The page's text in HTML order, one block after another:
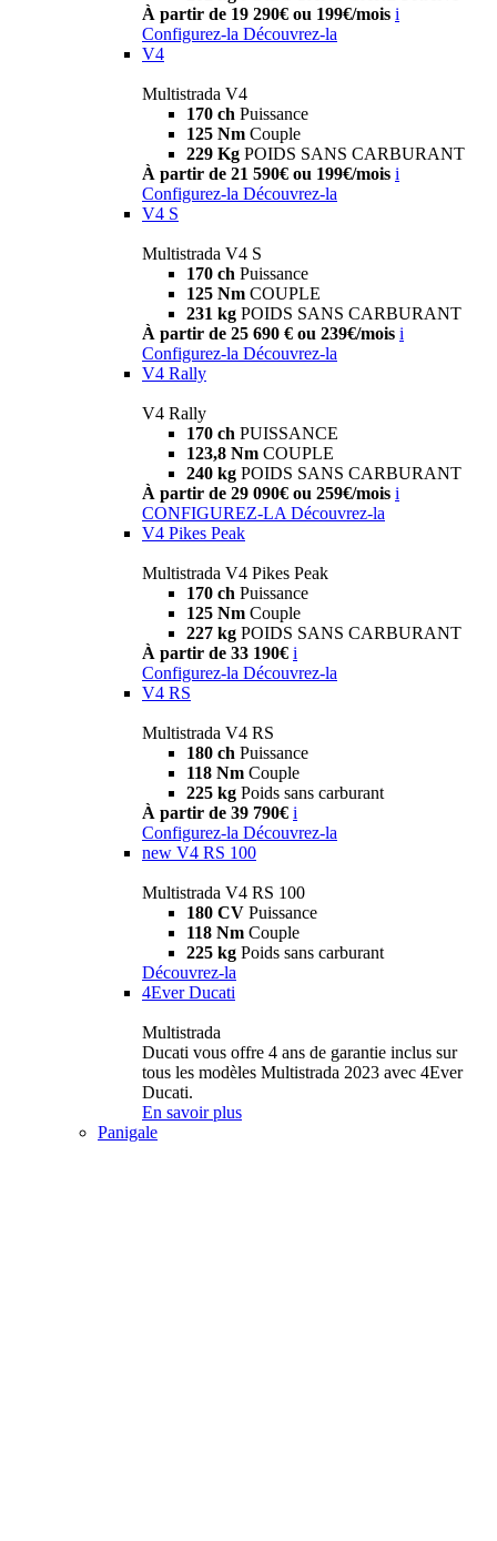
À partir de 19 290€ ou 199€/mois i
Configurez-la Découvrez-la
V4
Multistrada V4
170 ch Puissance
125 Nm Couple
229 Kg POIDS SANS CARBURANT
À partir de 21 590€ ou 199€/mois i
Configurez-la Découvrez-la
V4 S
Multistrada V4 S
170 ch Puissance
125 Nm COUPLE
231 kg POIDS SANS CARBURANT
À partir de 25 690 € ou 239€/mois i
Configurez-la Découvrez-la
V4 Rally
V4 Rally
170 ch PUISSANCE
123,8 Nm COUPLE
240 kg POIDS SANS CARBURANT
À partir de 29 090€ ou 259€/mois i
CONFIGUREZ-LA Découvrez-la
V4 Pikes Peak
Multistrada V4 Pikes Peak
170 ch Puissance
125 Nm Couple
227 kg POIDS SANS CARBURANT
À partir de 33 190€ i
Configurez-la Découvrez-la
V4 RS
Multistrada V4 RS
180 ch Puissance
118 Nm Couple
225 kg Poids sans carburant
À partir de 39 790€ i
Configurez-la Découvrez-la
new V4 RS 100
Multistrada V4 RS 100
180 CV Puissance
118 Nm Couple
225 kg Poids sans carburant
Découvrez-la
4Ever Ducati
Multistrada
Ducati vous offre 4 ans de garantie inclus sur
tous les modèles Multistrada 2023 avec 4Ever
Ducati.
En savoir plus
Panigale